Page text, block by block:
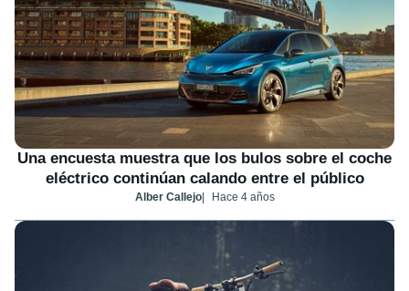
Una encuesta muestra que los bulos sobre el coche
eléctrico continúan calando entre el público
Alber Callejo Hace 4 años